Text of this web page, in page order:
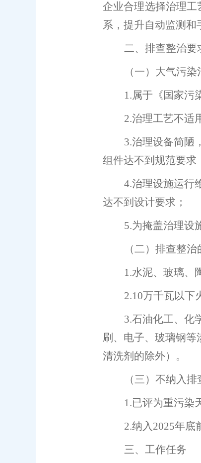
企业合理选择治理
系，提升自动监测和
二、排查整治要
（一）大气污
1.属于《国家污
2.治理工艺不适
3.治理设备简陋
组件达不到规范要求
4.治理设施运行
达不到设计要求；
5.为掩盖治理设
（二）排查整
1.水泥、玻璃、
2.10万千瓦以下
3.石油化工、化
刷、 电子、玻璃钢等
清洗剂的除外）。
（三）不纳入
1.已评为重污染
2.纳入2025年底
三、 工作任务